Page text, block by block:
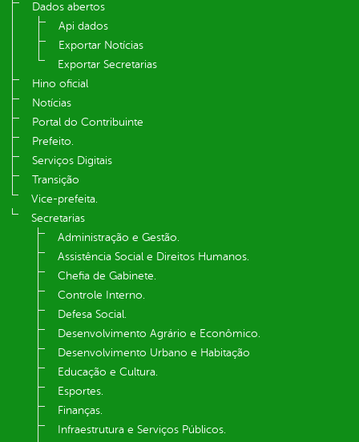
Dados abertos
Api dados
Exportar Notícias
Exportar Secretarias
Hino oficial
Notícias
Portal do Contribuinte
Prefeito.
Serviços Digitais
Transição
Vice-prefeita.
Secretarias
Administração e Gestão.
Assistência Social e Direitos Humanos.
Chefia de Gabinete.
Controle Interno.
Defesa Social.
Desenvolvimento Agrário e Econômico.
Desenvolvimento Urbano e Habitação
Educação e Cultura.
Esportes.
Finanças.
Infraestrutura e Serviços Públicos.